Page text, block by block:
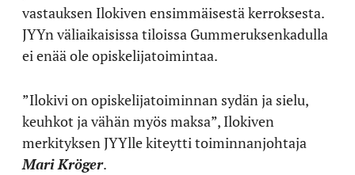
vastauksen Ilokiven ensimmäisestä kerroksesta.
JYYn väliaikaisissa tiloissa Gummeruksenkadulla
ei enää ole opiskelijatoimintaa.
”Ilokivi on opiskelijatoiminnan sydän ja sielu,
keuhkot ja vähän myös maksa”, Ilokiven
merkityksen JYYlle kiteytti toiminnanjohtaja
Mari Kröger.